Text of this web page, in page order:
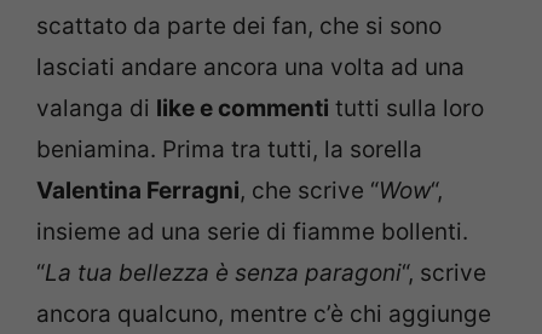
scattato da parte dei fan, che si sono
lasciati andare ancora una volta ad una
valanga di like e commenti tutti sulla loro
beniamina. Prima tra tutti, la sorella
Valentina Ferragni, che scrive “Wow“,
insieme ad una serie di fiamme bollenti.
“La tua bellezza è senza paragoni“, scrive
ancora qualcuno, mentre c’è chi aggiunge